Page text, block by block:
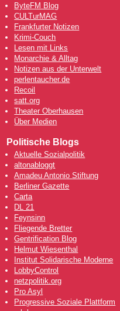
ByteFM Blog
CULTurMAG
Frankfurter Notizen
Krimi-Couch
Lesen mit Links
Monarchie & Alltag
Notizen aus der Unterwelt
perlentaucher.de
Recoil
satt.org
Theater Oberhausen
Über Medien
Politische Blogs
Aktuelle Sozialpolitik
altonabloggt
Amadeu Antonio Stiftung
Berliner Gazette
Carta
DL 21
Feynsinn
Fliegende Bretter
Gentrification Blog
Helmut Wiesenthal
Institut Solidarische Moderne
LobbyControl
netzpolitik.org
Pro Asyl
Progressive Soziale Plattform